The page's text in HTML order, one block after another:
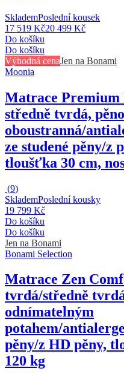
SklademPoslední kousek
17 519 Kč20 499 Kč
Do košíku
Do košíku
Výhodná cenaJen na Bonami
Moonia
Matrace
středně tvrdá,
oboustranná/
ze studené pěny/z
tloušťka 30 cm,
(9)
SklademPoslední kousky
19 799 Kč
Do košíku
Do košíku
Jen na Bonami
Bonami Selection
Matrace Zen
tvrdá/středně
odnímatelným
potahem/
pěny/z HD pěny,
120 kg